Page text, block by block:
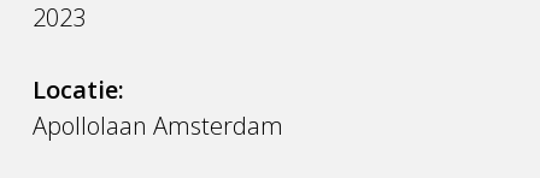
2023
Locatie:
Apollolaan Amsterdam